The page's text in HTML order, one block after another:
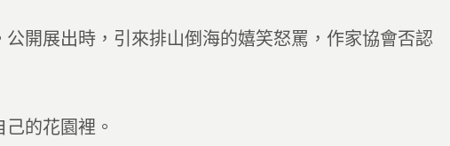
開展出時，引來排山倒海的嬉笑怒罵，作家協會否認
的花園裡。